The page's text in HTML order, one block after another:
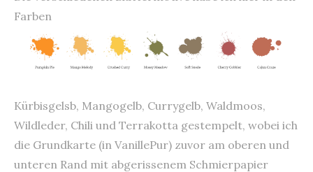
Farben
Kürbisgelsb, Mangogelb, Currygelb, Waldmoos,
Wildleder, Chili und Terrakotta gestempelt, wobei ich
die Grundkarte (in VanillePur) zuvor am oberen und
unteren Rand mit abgerissenem Schmierpapier